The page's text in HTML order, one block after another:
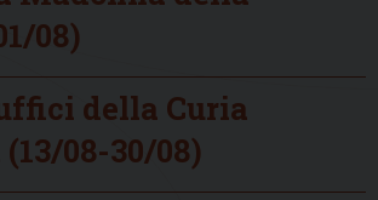
08)
della Curia
08-30/08)